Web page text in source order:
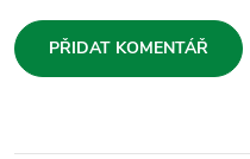
PŘIDAT KOMENTÁŘ